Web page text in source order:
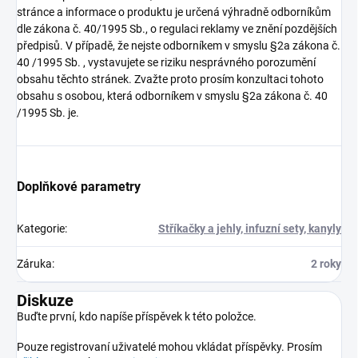
stránce a informace o produktu je určená výhradně odborníkům
dle zákona č. 40/1995 Sb., o regulaci reklamy ve znění pozdějších
předpisů. V případě, že nejste odborníkem v smyslu §2a zákona č.
40 /1995 Sb. , vystavujete se riziku nesprávného porozumění
obsahu těchto stránek. Zvažte proto prosím konzultaci tohoto
obsahu s osobou, která odborníkem v smyslu §2a zákona č. 40
/1995 Sb. je.
Doplňkové parametry
Kategorie: Stříkačky a jehly, infuzní sety, kanyly
Záruka: 2 roky
Diskuze
Buďte první, kdo napíše příspěvek k této položce.
Pouze registrovaní uživatelé mohou vkládat příspěvky. Prosím